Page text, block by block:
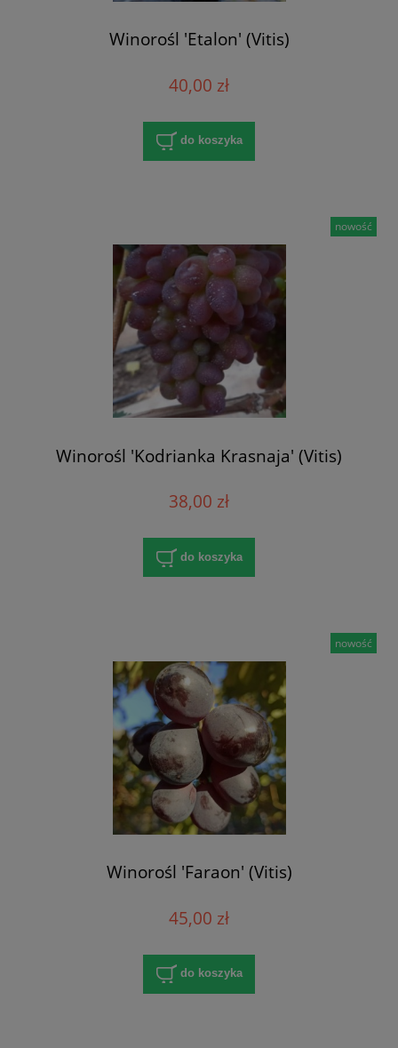
Winorośl 'Etalon' (Vitis)
40,00 zł
do koszyka
Winorośl 'Kodrianka Krasnaja' (Vitis)
38,00 zł
do koszyka
nowość
Winorośl 'Faraon' (Vitis)
45,00 zł
do koszyka
nowość